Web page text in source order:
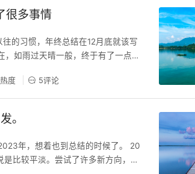
很多事情
的习惯，年终总结在12月底就该写
如雨过天晴一般，终于有了一点闲
发生一点改变，于是尝试行动了一
说可能会是翻天覆地的变化，出乎
的就走过来了。
度 5评论
。
年，想着也到总结的时候了。 20
比较平淡。尝试了许多新方向，得